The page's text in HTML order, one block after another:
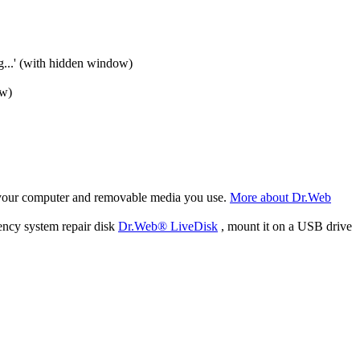
(with hidden window)
computer and removable media you use. More about Dr.Web
system repair disk Dr.Web® LiveDisk , mount it on a USB drive